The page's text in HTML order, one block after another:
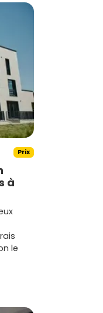
Prix
à
le